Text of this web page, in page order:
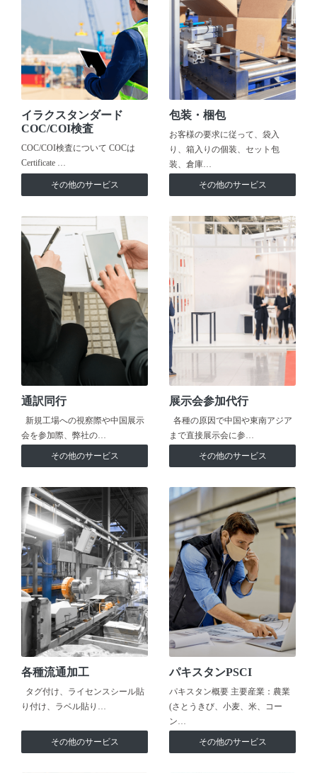
イラクスタンダード
COC/COI検査
COC/COI検査について COCは
Certificate …
その他のサービス
包装・梱包
お客様の要求に従って、袋入
り、箱入りの個装、セット包
装、倉庫…
その他のサービス
通訳同行
新規工場への視察際や中国展示
会を参加際、弊社の…
その他のサービス
展示会参加代行
各種の原因で中国や東南アジア
まで直接展示会に参…
その他のサービス
各種流通加工
タグ付け、ライセンスシール貼
り付け、ラベル貼り…
その他のサービス
パキスタンPSCI
パキスタン概要 主要産業：農業
(さとうきび、小麦、米、コー
ン…
その他のサービス